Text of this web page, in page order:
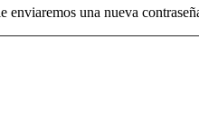
una nueva